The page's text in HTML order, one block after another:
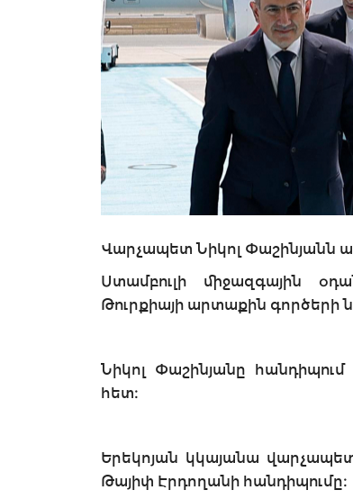
Վարչապետ Նիկոլ Փաշինյանն
Ստամբուլի միջազգային
Թուրքիայի արտաքին գործերի
Նիկոլ Փաշինյանը հանդիպում
հետ։
Երեկոյան կկայանա
Թայիփ Էրդողանի հանդիպումը։